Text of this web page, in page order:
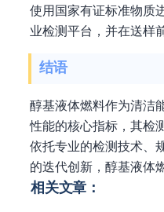
使用国家有证标准物质
业检测平台，并在送样
结语
醇基液体燃料作为清洁
性能的核心指标，其检
依托专业的检测技术、
的迭代创新，醇基液体
相关文章：